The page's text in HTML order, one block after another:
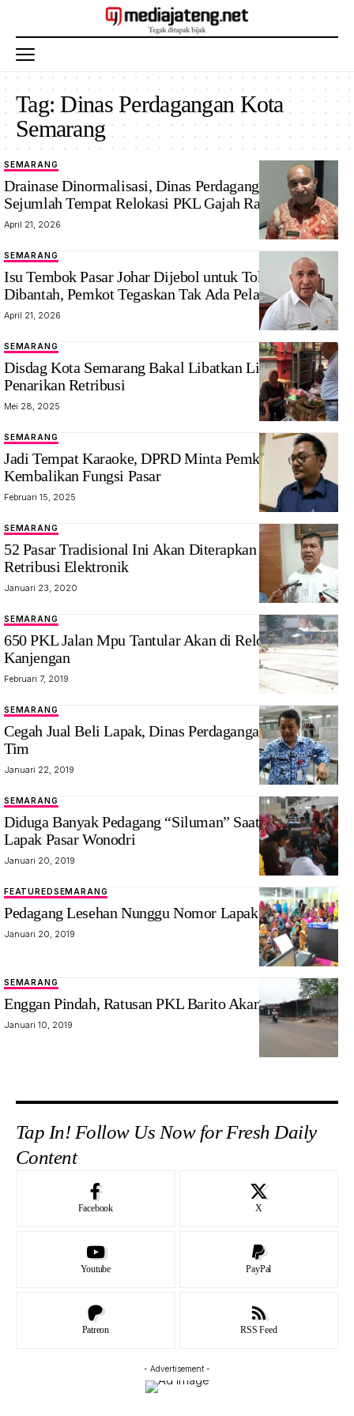
Tag:Dinas Perdagangan Kota
Semarang
SEMARANG
Drainase Dinormalisasi, Dinas Perdagangan Tawarkan
Sejumlah Tempat Relokasi PKL Gajah Raya
April 21, 2026
SEMARANG
Isu Tembok Pasar Johar Dijebol untuk Toko Gambang
Dibantah, Pemkot Tegaskan Tak Ada Pelanggaran
April 21, 2026
SEMARANG
Disdag Kota Semarang Bakal Libatkan Linmas dalam
Penarikan Retribusi
Mei 28, 2025
SEMARANG
Jadi Tempat Karaoke, DPRD Minta Pemkot Semarang
Kembalikan Fungsi Pasar
Februari 15, 2025
SEMARANG
52 Pasar Tradisional Ini Akan Diterapkan Sistem
Retribusi Elektronik
Januari 23, 2020
SEMARANG
650 PKL Jalan Mpu Tantular Akan di Relokasi Ke
Kanjengan
Februari 7, 2019
SEMARANG
Cegah Jual Beli Lapak, Dinas Perdagangan Terjunkan
Tim
Januari 22, 2019
SEMARANG
Diduga Banyak Pedagang “Siluman” Saat Pengundian
Lapak Pasar Wonodri
Januari 20, 2019
FEATUREDSEMARANG
Pedagang Lesehan Nunggu Nomor Lapak
Januari 20, 2019
SEMARANG
Enggan Pindah, Ratusan PKL Barito Akan DiBongkar
Januari 10, 2019
Tap In! Follow Us Now for Fresh Daily
Content
Facebook X
Youtube PayPal
Patreon RSS Feed
- Advertisement -